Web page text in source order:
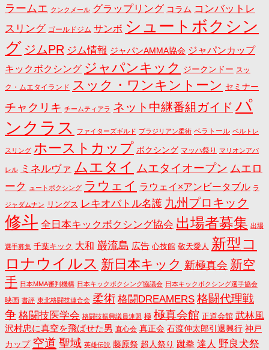
ラームエ クンクメール グラップリング コラム コンバットレ
スリング ゴールドジム サンボ シュートボクシン
グ ジムPR ジム情報 ジャパンAMMA協会 ジャパンカップ
キックボクシング ジャパンキック ジークンドー スッ
ク・ムエタイランド スック・ワンキントーン セミナー
チャクリキ チームティアラ ネット中継番組ガイド パ
ンクラス
ファイターズギルド ブラジリアン柔術 ベラトール ベルトレ
スリング ホーストカップ ボクシング マッハ祭り マリオンアパ
レル ミネルヴァ ムエタイ ムエタイオープン ムエロ
ーク
ュートボクシング ラウェイ ラウェイ×アンビータブル ラ
ジャダムナン リングス レキオバトル名護 九州プロキック
修斗 全日本キックボクシング協会 出場者募集 出場
選手募集 千葉キック 大和 巌流島 広告 心技館 敬天愛人 新型コ
ロナウイルス 新日本キック 新極真会 新空
手 日本MMA審判機構 日本キックボクシング協議会 日本キックボクシング選手協会
映画 書評 東北格闘技連合会 柔術 格闘DREAMERS 格闘代理戦
争 格闘技医学会 格闘技振興議員連盟 極 極真会館 正道会館 武林風
沢村忠に真空を飛ばせた男 直心会 真正会 石渡伸太郎引退興行 神戸
カップ 空道 聖域 英雄伝説 藤原祭 超人祭り 蹴拳 達人 野良犬祭